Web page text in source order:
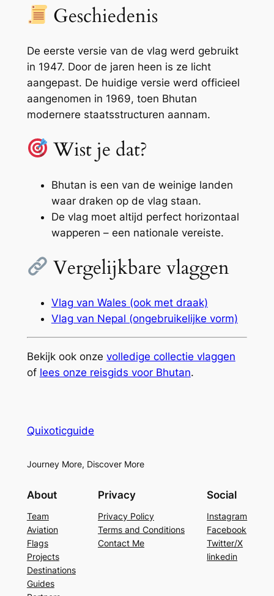
Geschiedenis
De eerste versie van de vlag werd gebruikt
in 1947. Door de jaren heen is ze licht
aangepast. De huidige versie werd officieel
aangenomen in 1969, toen Bhutan
modernere staatsstructuren aannam.
Wist je dat?
Bhutan is een van de weinige landen
waar draken op de vlag staan.
De vlag moet altijd perfect horizontaal
wapperen – een nationale vereiste.
Vergelijkbare vlaggen
Vlag van Wales (ook met draak)
Vlag van Nepal (ongebruikelijke vorm)
Bekijk ook onze volledige collectie vlaggen
of lees onze reisgids voor Bhutan.
Quixoticguide
Journey More, Discover More
About
Team
Aviation
Flags
Projects
Destinations
Guides
Privacy
Privacy Policy
Terms and Conditions
Contact Me
Social
Instagram
Facebook
Twitter/X
linkedin